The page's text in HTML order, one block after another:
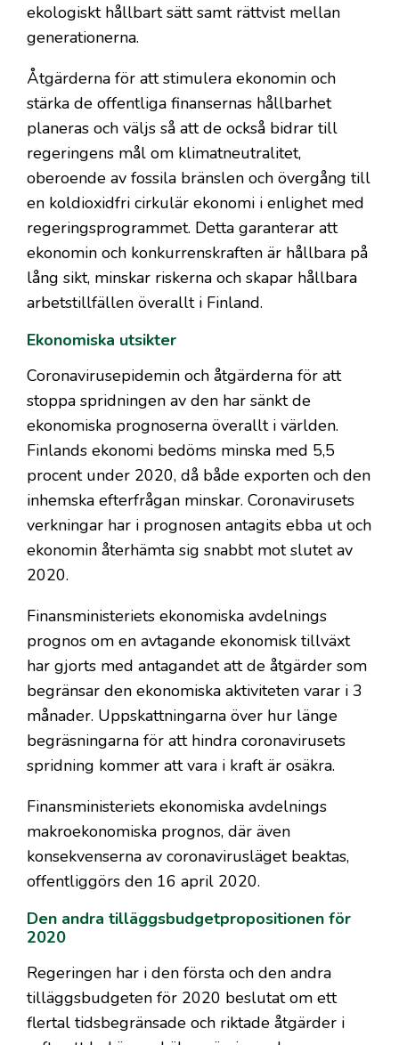
ekologiskt hållbart sätt samt rättvist mellan
generationerna.
Åtgärderna för att stimulera ekonomin och
stärka de offentliga finansernas hållbarhet
planeras och väljs så att de också bidrar till
regeringens mål om klimatneutralitet,
oberoende av fossila bränslen och övergång till
en koldioxidfri cirkulär ekonomi i enlighet med
regeringsprogrammet. Detta garanterar att
ekonomin och konkurrenskraften är hållbara på
lång sikt, minskar riskerna och skapar hållbara
arbetstillfällen överallt i Finland.
Ekonomiska utsikter
Coronavirusepidemin och åtgärderna för att
stoppa spridningen av den har sänkt de
ekonomiska prognoserna överallt i världen.
Finlands ekonomi bedöms minska med 5,5
procent under 2020, då både exporten och den
inhemska efterfrågan minskar. Coronavirusets
verkningar har i prognosen antagits ebba ut och
ekonomin återhämta sig snabbt mot slutet av
2020.
Finansministeriets ekonomiska avdelnings
prognos om en avtagande ekonomisk tillväxt
har gjorts med antagandet att de åtgärder som
begränsar den ekonomiska aktiviteten varar i 3
månader. Uppskattningarna över hur länge
begräsningarna för att hindra coronavirusets
spridning kommer att vara i kraft är osäkra.
Finansministeriets ekonomiska avdelnings
makroekonomiska prognos, där även
konsekvenserna av coronavirusläget beaktas,
offentliggörs den 16 april 2020.
Den andra tilläggsbudgetpropositionen för
2020
Regeringen har i den första och den andra
tilläggsbudgeten för 2020 beslutat om ett
flertal tidsbegränsade och riktade åtgärder i